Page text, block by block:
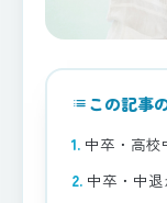
list この記事
中卒・高校
中卒・中